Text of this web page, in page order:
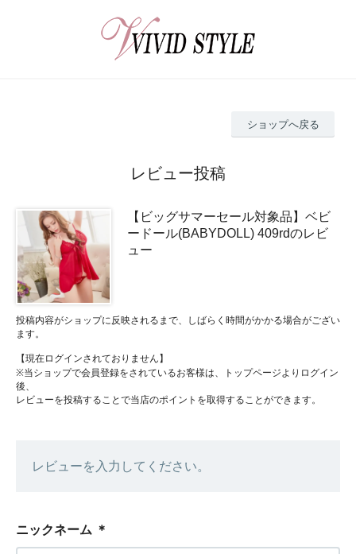
ショップへ戻る
レビュー投稿
【ビッグサマーセール対象品】ベビ
ードール(BABYDOLL) 409rdのレビ
ュー
投稿内容がショップに反映されるまで、しばらく時間がかかる場合がござい
ます。
【現在ログインされておりません】
※当ショップで会員登録をされているお客様は、トップページよりログイン
後、
レビューを投稿することで当店のポイントを取得することができます。
レビューを入力してください。
ニックネーム ＊